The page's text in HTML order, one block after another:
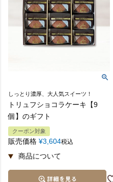
しっとり濃厚、大人気スイーツ！
トリュフショコラケーキ【9
個】のギフト
クーポン対象
販売価格 ¥3,604税込